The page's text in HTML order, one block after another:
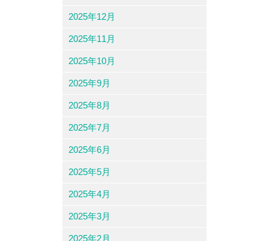
2025年12月
2025年11月
2025年10月
2025年9月
2025年8月
2025年7月
2025年6月
2025年5月
2025年4月
2025年3月
2025年2月